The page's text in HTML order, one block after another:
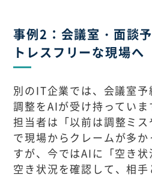
事例2：会議室・面談
トレスフリーな現場へ
別のIT企業では、会議室
調整をAIが受け持っていま
担当者は「以前は調整ミ
で現場からクレームが多
すが、今ではAIに「空き
空き状況を確認して、相